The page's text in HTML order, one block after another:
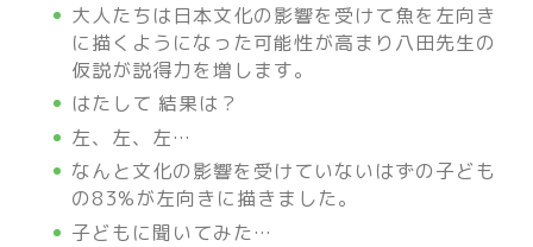
大人たちは日本文化の影響を受けて魚を左向き
に描くようになった可能性が高まり八田先生の
仮説が説得力を増します。
はたして 結果は？
左、左、左…
なんと文化の影響を受けていないはずの子ども
の83%が左向きに描きました。
子どもに聞いてみた…